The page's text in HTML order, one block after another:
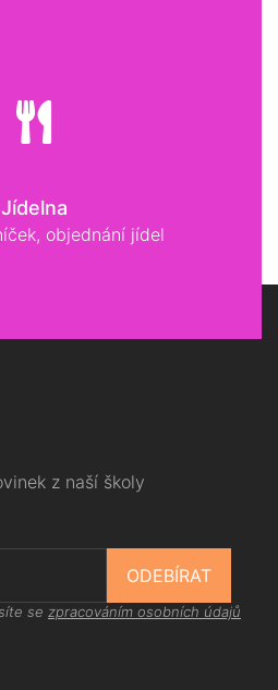
Jídelna
objednání jídel
z naší školy
ODEBÍRAT
se zpracováním osobních údajů